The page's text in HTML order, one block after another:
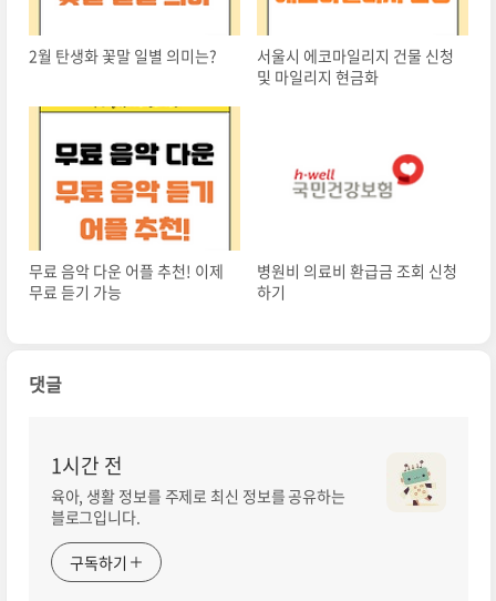
​2월 탄생화 꽃말 일별 의미는?
서울시 에코마일리지 건물 신청
및 마일리지 현금화
무료 음악 다운 어플 추천! 이제
무료 듣기 가능
병원비 의료비 환급금 조회 신청
하기
댓글
1시간 전
육아, 생활 정보를 주제로 최신 정보를 공유하는
블로그입니다.
구독하기